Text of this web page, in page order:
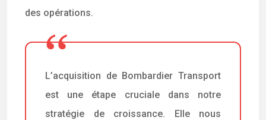
des opérations.
L’acquisition de Bombardier Transport
est une étape cruciale dans notre
stratégie de croissance. Elle nous